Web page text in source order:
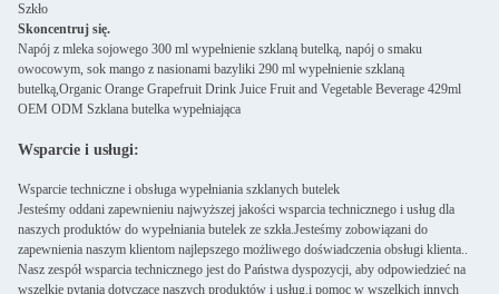
Szkło
Skoncentruj się.
Napój z mleka sojowego 300 ml wypełnienie szklaną butelką, napój o smaku
owocowym, sok mango z nasionami bazyliki 290 ml wypełnienie szklaną
butelką,Organic Orange Grapefruit Drink Juice Fruit and Vegetable Beverage 429ml
OEM ODM Szklana butelka wypełniająca
Wsparcie i usługi:
Wsparcie techniczne i obsługa wypełniania szklanych butelek
Jesteśmy oddani zapewnieniu najwyższej jakości wsparcia technicznego i usług dla
naszych produktów do wypełniania butelek ze szkła.Jesteśmy zobowiązani do
zapewnienia naszym klientom najlepszego możliwego doświadczenia obsługi klienta..
Nasz zespół wsparcia technicznego jest do Państwa dyspozycji, aby odpowiedzieć na
wszelkie pytania dotyczące naszych produktów i usług.i pomoc w wszelkich innych